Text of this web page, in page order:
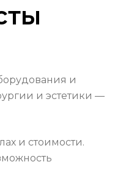
и
и эстетики —
и стоимости.